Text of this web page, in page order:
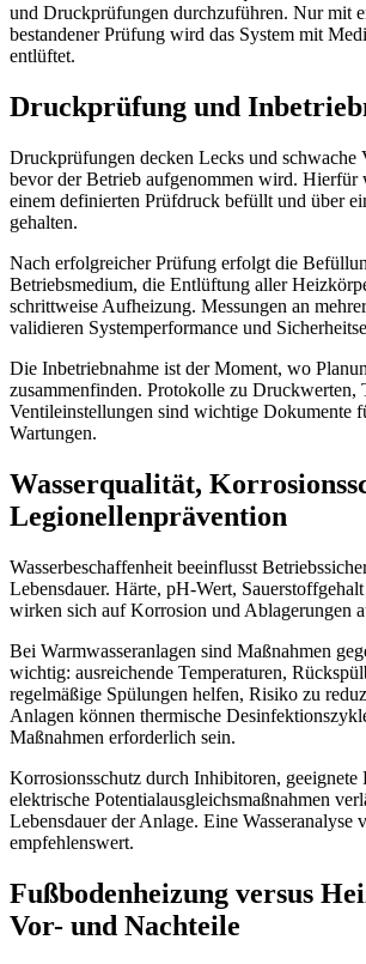
und Druckprüfungen durchzuführen. Nur mit
bestandener Prüfung wird das System mit
entlüftet.
Druckprüfung und
Druckprüfungen decken Lecks und schwache
bevor der Betrieb aufgenommen wird. Hierfür
einem definierten Prüfdruck befüllt und über
gehalten.
Nach erfolgreicher Prüfung erfolgt die
Betriebsmedium, die Entlüftung aller
schrittweise Aufheizung. Messungen an
validieren Systemperformance und
Die Inbetriebnahme ist der Moment, wo
zusammenfinden. Protokolle zu Druckwerten,
Ventileinstellungen sind wichtige Dokumente
Wartungen.
Wasserqualität,
Legionellenprävention
Wasserbeschaffenheit beeinflusst
Lebensdauer. Härte, pH-Wert,
wirken sich auf Korrosion und Ablagerungen
Bei Warmwasseranlagen sind Maßnahmen
wichtig: ausreichende Temperaturen,
regelmäßige Spülungen helfen, Risiko zu
Anlagen können thermische
Maßnahmen erforderlich sein.
Korrosionsschutz durch Inhibitoren,
elektrische Potentialausgleichsmaßnahmen
Lebensdauer der Anlage. Eine Wasseranalyse
empfehlenswert.
Fußbodenheizung versus
Vor- und Nachteile